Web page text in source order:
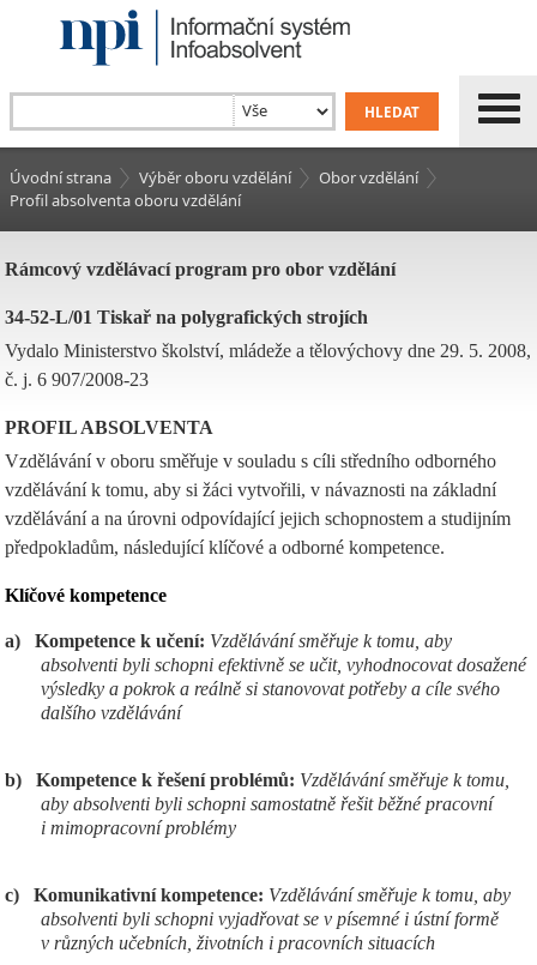
Úvodní strana Výběr oboru vzdělání
Obor vzdělání
Profil absolventa oboru vzdělání
Rámcový vzdělávací program pro obor vzdělání
34-52-L/01 Tiskař na polygrafických strojích
Vydalo Ministerstvo školství, mládeže a tělovýchovy dne 29. 5. 2008,
č. j. 6 907/2008-23
PROFIL ABSOLVENTA
Vzdělávání v oboru směřuje v souladu s cíli středního odborného
vzdělávání k tomu, aby si žáci vytvořili, v návaznosti na základní
vzdělávání a na úrovni odpovídající jejich schopnostem a studijním
předpokladům, následující klíčové a odborné kompetence.
Klíčové kompetence
a) Kompetence k učení: Vzdělávání směřuje k tomu, aby
absolventi byli schopni efektivně se učit, vyhodnocovat dosažené
výsledky a pokrok a reálně si stanovovat potřeby a cíle svého
dalšího vzdělávání
b) Kompetence k řešení problémů: Vzdělávání směřuje k tomu,
aby absolventi byli schopni samostatně řešit běžné pracovní
i mimopracovní problémy
c) Komunikativní kompetence: Vzdělávání směřuje k tomu, aby
absolventi byli schopni vyjadřovat se v písemné i ústní formě
v různých učebních, životních i pracovních situacích